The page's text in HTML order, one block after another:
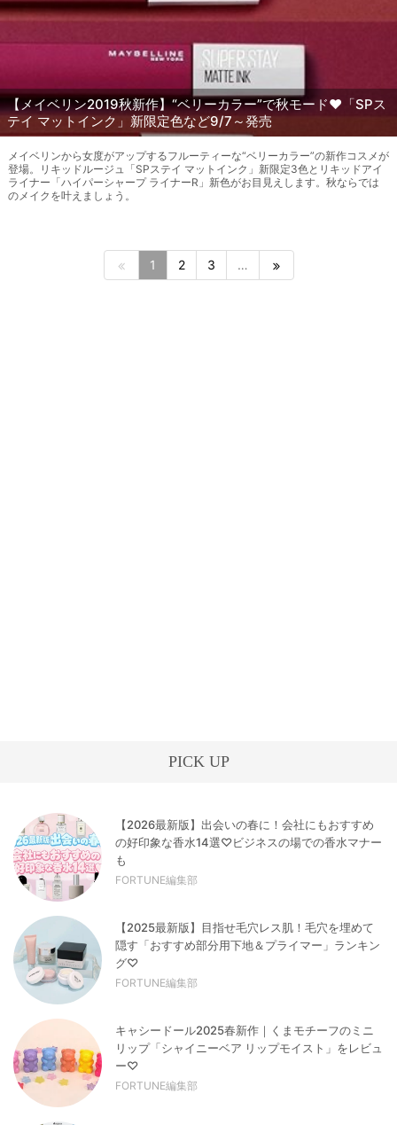
【メイベリン2019秋新作】“ベリーカラー”で秋モード♥「SPス
テイ マットインク」新限定色など9/7～発売
メイベリンから女度がアップするフルーティーな“ベリーカラー”の新作コスメが
登場。リキッドルージュ「SPステイ マットインク」新限定3色とリキッドアイ
ライナー「ハイパーシャープ ライナーR」新色がお目見えします。秋ならでは
のメイクを叶えましょう。
1 2 3 …
PICK UP
【2026最新版】出会いの春に！会社にもおすすめ
の好印象な香水14選♡ビジネスの場での香水マナー
も
FORTUNE編集部
【2025最新版】目指せ毛穴レス肌！毛穴を埋めて
隠す「おすすめ部分用下地＆プライマー」ランキン
グ♡
FORTUNE編集部
キャシードール2025春新作｜くまモチーフのミニ
リップ「シャイニーベア リップモイスト」をレビュ
ー♡
FORTUNE編集部